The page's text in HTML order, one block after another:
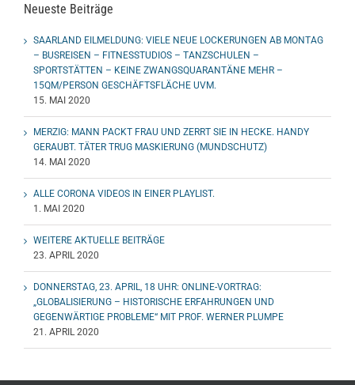
Neueste Beiträge
SAARLAND EILMELDUNG: VIELE NEUE LOCKERUNGEN AB MONTAG
– BUSREISEN – FITNESSTUDIOS – TANZSCHULEN –
SPORTSTÄTTEN – KEINE ZWANGSQUARANTÄNE MEHR –
15QM/PERSON GESCHÄFTSFLÄCHE UVM.
15. MAI 2020
MERZIG: MANN PACKT FRAU UND ZERRT SIE IN HECKE. HANDY
GERAUBT. TÄTER TRUG MASKIERUNG (MUNDSCHUTZ)
14. MAI 2020
ALLE CORONA VIDEOS IN EINER PLAYLIST.
1. MAI 2020
WEITERE AKTUELLE BEITRÄGE
23. APRIL 2020
DONNERSTAG, 23. APRIL, 18 UHR: ONLINE-VORTRAG:
„GLOBALISIERUNG – HISTORISCHE ERFAHRUNGEN UND
GEGENWÄRTIGE PROBLEME“ MIT PROF. WERNER PLUMPE
21. APRIL 2020